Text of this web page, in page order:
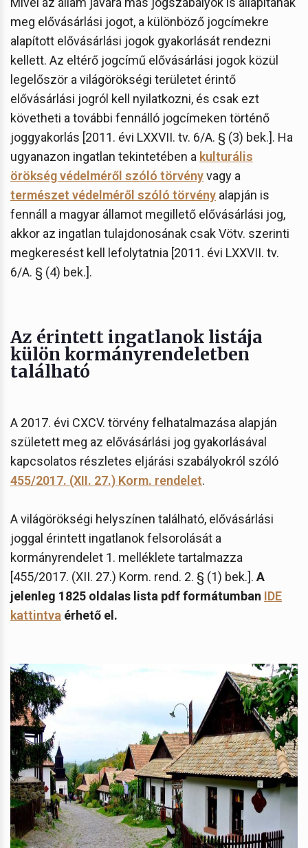
meg elővásárlási jogot, a különböző jogcímekre
alapított elővásárlási jogok gyakorlását rendezni
kellett. Az eltérő jogcímű elővásárlási jogok közül
legelőször a világörökségi területet érintő
elővásárlási jogról kell nyilatkozni, és csak ezt
követheti a további fennálló jogcímeken történő
joggyakorlás [2011. évi LXXVII. tv. 6/A. § (3) bek.]. Ha
ugyanazon ingatlan tekintetében a kulturális
örökség védelméről szóló törvényvagy a
természet védelméről szóló törvény alapján is
fennáll a magyar államot megillető elővásárlási jog,
akkor az ingatlan tulajdonosának csak Vötv. szerinti
megkeresést kell lefolytatnia [2011. évi LXXVII. tv.
6/A. § (4) bek.].
Az érintett ingatlanok listája
külön kormányrendeletben
található
A 2017. évi CXCV. törvény felhatalmazása alapján
született meg az elővásárlási jog gyakorlásával
kapcsolatos részletes eljárási szabályokról szóló
455/2017. (XII. 27.) Korm. rendelet.
A világörökségi helyszínen található, elővásárlási
joggal érintett ingatlanok felsorolását a
kormányrendelet 1. melléklete tartalmazza
[455/2017. (XII. 27.) Korm. rend. 2. § (1) bek.]. A
jelenleg 1825 oldalas lista pdf formátumban IDE
kattintva érhető el.